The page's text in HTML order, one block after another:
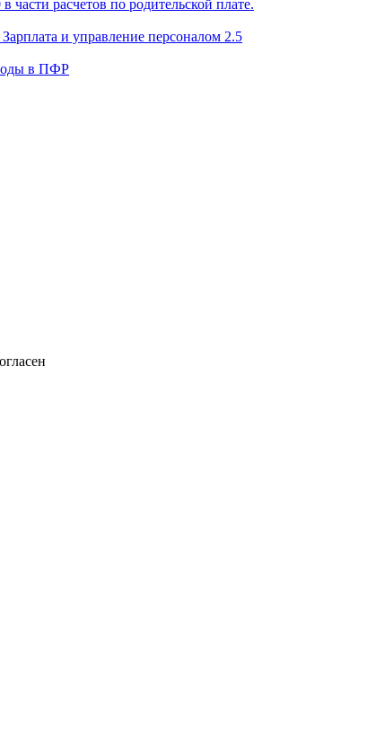
части расчетов по родительской плате.
и управление персоналом 2.5
в ПФР